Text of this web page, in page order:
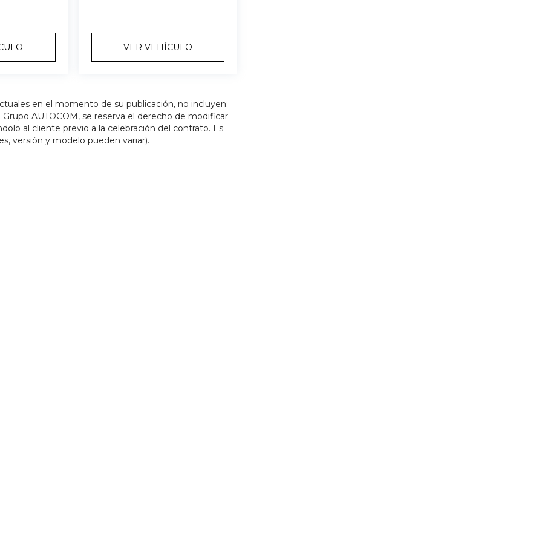
VER VEHÍCULO
en el momento de su publicación, no incluyen:
AUTOCOM, se reserva el derecho de modificar
al cliente previo a la celebración del contrato. Es
versión y modelo pueden variar).